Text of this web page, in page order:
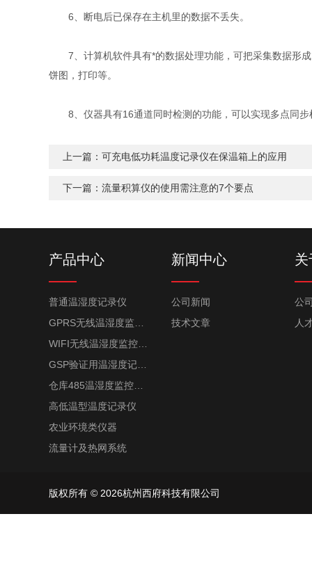
6、断电后已保存在主机里的数据不丢失。
7、计算机软件具有*的数据处理功能，可把采集数据形成
饼图，打印等。
8、仪器具有16通道同时检测的功能，可以实现多点同步
上一篇： 可充电低功耗温度记录仪在保温箱上的应用
下一篇： 流量积算仪的使用需注意的7个要点
产品中心
普通温湿度记录仪
高低温型温度记录仪
农业环境类仪器
流量计及热网系统
新闻中心
公司新闻
技术文章
关
公
人
版权所有 © 2026杭州西府科技有限公司